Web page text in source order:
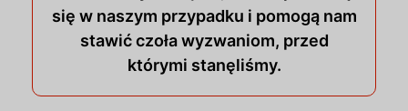
się w naszym przypadku i pomogą nam
stawić czoła wyzwaniom, przed
którymi stanęliśmy.